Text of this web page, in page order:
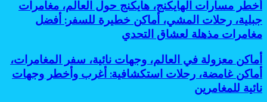
حضارات
قديمة،
سياحة
أثرية،
مدن
مخفية،
مساكن
جوفية،
آثار
أخطر
مسارات
الهايكنج،
هايكنج
العالم،
مغامرات
جبلية،
رحلات
أخطر مسارات الهايكنج، هايكنج حول العالم، مغامرات
جبلية، رحلات المشي، أماكن خطيرة للسفر: أفضل
مغامرات مذهلة لعشاق التحدي
أماكن
معزولة
في
العالم،
أماكن معزولة في العالم، وجهات نائية، سفر المغامرات،
أماكن غامضة، رحلات استكشافية: أغرب وأخطر وجهات
نائية للمغامرين